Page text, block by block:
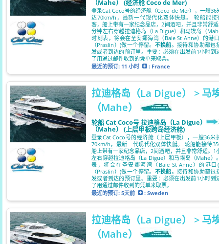
（Mahe） (经济舱 Coco de Mer)
登录Cat Coco号的经济舱（Coco de Mer），一艘36
达70km/h，最新一代现代化双体快艇。 轮船能接
客，船上带有一家纪念品店，2间酒吧，并且非常舒
分钟左右穿越拉迪格岛（La Digue）和马埃岛（
时刻表，将会在圣安娜海湾（Baie St Anne）的港
（Praslin）)做一个停留。 不换船。接待和协助都包
发或者到达的预订里。重要：必须在出发前1小时到
了用通过邮件收到的凭单来取票。
最近的预订: 11 小时 : France
拉迪格岛（La Digue） > 马
（Mahe）
轮船 Cat Coco号 拉迪格岛（La Digue）
（Mahe） (上层甲板跨岛经济舱)
登录Cat Coco号的经济舱（上层甲板），一艘36米
70km/h，最新一代现代化双体快艇。 轮船能接待
船上带有一家纪念品店，2间酒吧，并且非常舒适。1
左右穿越拉迪格岛（La Digue）和马埃岛（Mahe）
表，将会在圣安娜海湾（Baie St Anne）的港口
（Praslin）)做一个停留。 不换船。接待和协助都包
发或者到达的预订里。重要：必须在出发前1小时到
了用通过邮件收到的凭单来取票。
最近的预订: 5天前 : Sweden
拉迪格岛（La Digue） > 马
（Mahe）